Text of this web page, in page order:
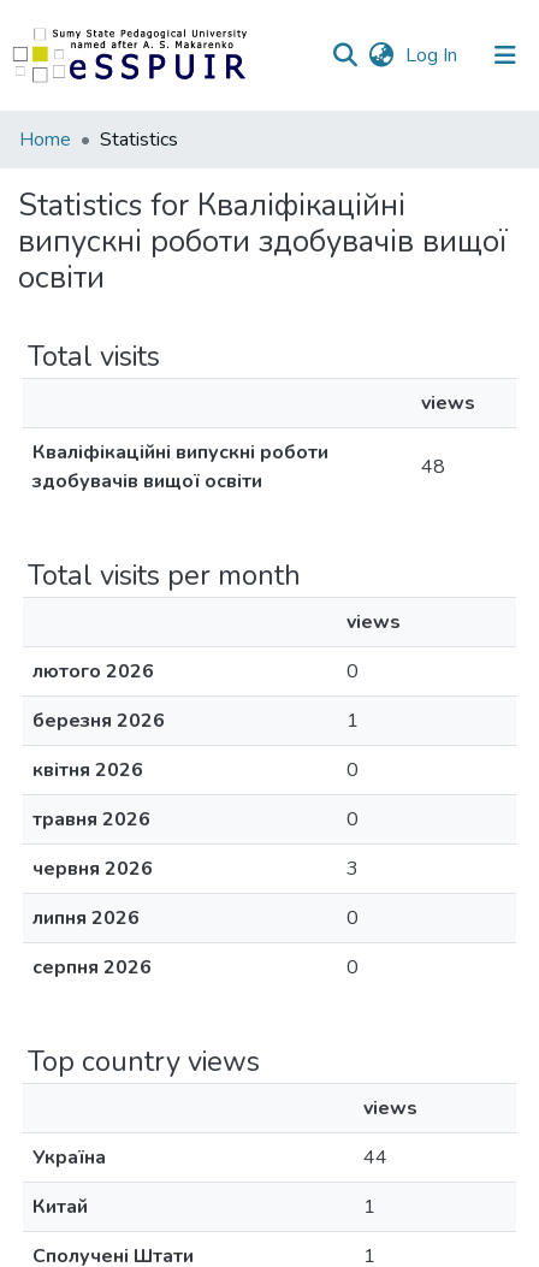
Log In (current)
Communities
Collections
All of DSpace
Home Statistics
Statistics for Кваліфікаційні
випускні роботи здобувачів вищої
освіти
Total visits
views
Кваліфікаційні випускні роботи
здобувачів вищої освіти
48
Total visits per month
views
лютого 2026
0
березня 2026
1
квітня 2026
0
травня 2026
0
червня 2026
3
липня 2026
0
серпня 2026
0
Top country views
views
Україна
44
Китай
1
Сполучені Штати
1